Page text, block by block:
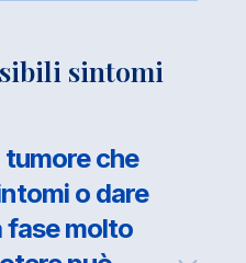
sintomi
che
o dare
fase molto